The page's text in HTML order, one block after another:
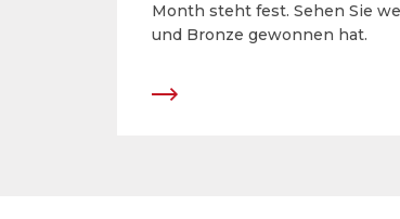
Month steht fest. Sehen Sie
und Bronze gewonnen hat.